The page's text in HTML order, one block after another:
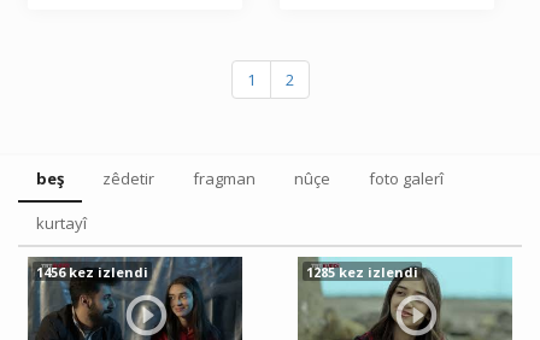
1 2
beş zêdetir fragman nûçe foto galerî
kurtayî
1456 kez izlendi 1285 kez izlendi